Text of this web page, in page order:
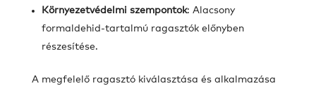
Környezetvédelmi szempontok: Alacsony
formaldehid-tartalmú ragasztók előnyben
részesítése.​
A megfelelő ragasztó kiválasztása és alkalmazása